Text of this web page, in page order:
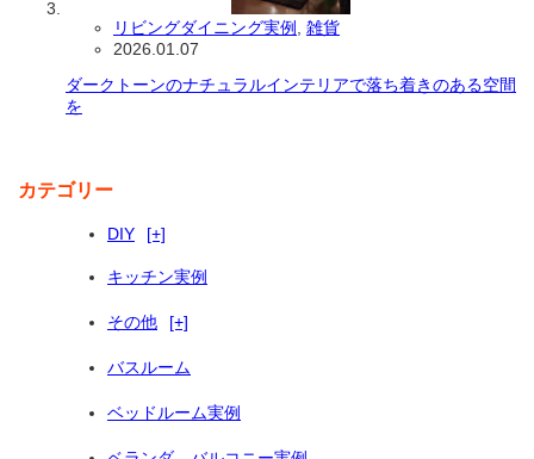
リビングダイニング実例
雑貨
2026.01.07
ダークトーンのナチュラルインテリアで落ち着きのある空間
を
カテゴリー
DIY [+]
キッチン実例
その他 [+]
バスルーム
ベッドルーム実例